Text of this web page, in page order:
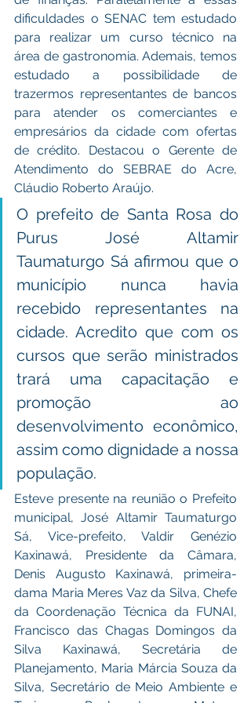
dificuldades o SENAC tem estudado
para realizar um curso técnico na
área de gastronomia. Ademais, temos
estudado a possibilidade de
trazermos representantes de bancos
para atender os comerciantes e
empresários da cidade com ofertas
de crédito. Destacou o Gerente de
Atendimento do SEBRAE do Acre,
Cláudio Roberto Araújo.
O prefeito de Santa Rosa do
Purus José Altamir
Taumaturgo Sá afirmou que o
município nunca havia
recebido representantes na
cidade. Acredito que com os
cursos que serão ministrados
trará uma capacitação e
promoção ao
desenvolvimento econômico,
assim como dignidade a nossa
população.
Esteve presente na reunião o Prefeito
municipal, José Altamir Taumaturgo
Sá, Vice-prefeito, Valdir Genézio
Kaxinawá, Presidente da Câmara,
Denis Augusto Kaxinawá, primeira-
dama Maria Meres Vaz da Silva, Chefe
da Coordenação Técnica da FUNAI,
Francisco das Chagas Domingos da
Silva Kaxinawá, Secretária de
Planejamento, Maria Márcia Souza da
Silva, Secretário de Meio Ambiente e